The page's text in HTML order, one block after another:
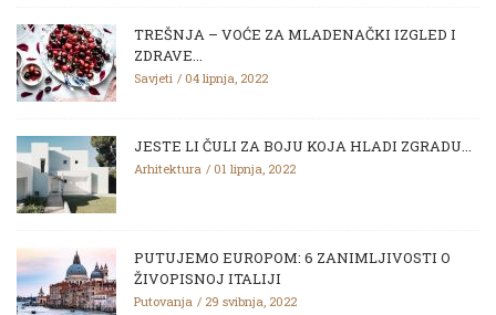
TREŠNJA – VOĆE ZA MLADENAČKI IZGLED I
ZDRAVE...
Savjeti 04 lipnja, 2022
JESTE LI ČULI ZA BOJU KOJA HLADI ZGRADU...
Arhitektura 01 lipnja, 2022
PUTUJEMO EUROPOM: 6 ZANIMLJIVOSTI O
ŽIVOPISNOJ ITALIJI
Putovanja 29 svibnja, 2022